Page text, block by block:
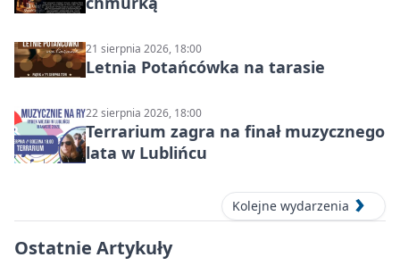
21 sierpnia 2026, 18:00
Letnia Potańcówka na tarasie
22 sierpnia 2026, 18:00
Terrarium zagra na finał muzycznego
lata w Lublińcu
Kolejne wydarzenia
Ostatnie Artykuły